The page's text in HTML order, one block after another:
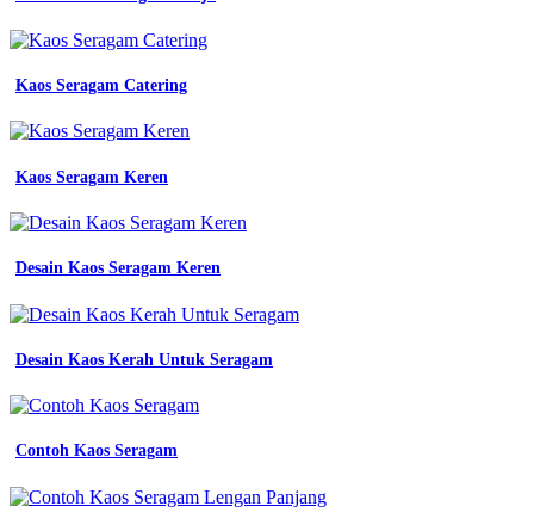
Kaos Seragam Catering
Kaos Seragam Keren
Desain Kaos Seragam Keren
Desain Kaos Kerah Untuk Seragam
Contoh Kaos Seragam